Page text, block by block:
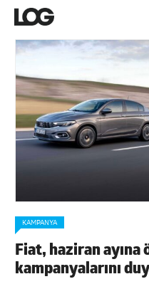
KAMPANYA
Fiat, haziran ayına
kampanyalarını